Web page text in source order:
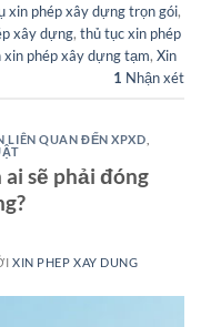
xin phép xây dựng trọn gói,
xây dựng, thủ tục xin phép
xin phép xây dựng tạm, Xin
1 Nhận xét
LIÊN QUAN ĐẾN XPXD
sẽ phải đóng
XIN PHEP XAY DUNG